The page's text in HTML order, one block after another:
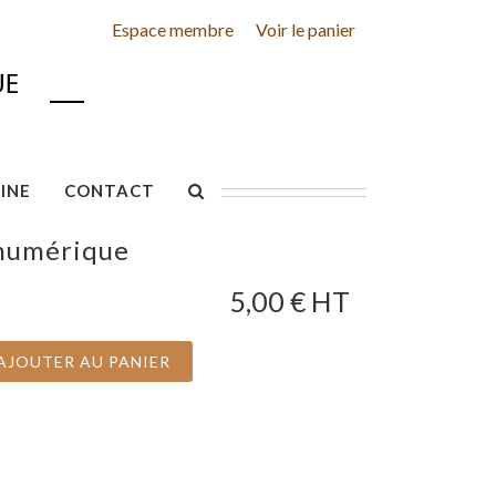
Espace membre Voir le panier
CONTACT
5,00 € HT
AU PANIER